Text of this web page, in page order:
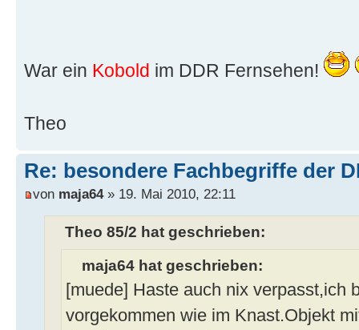
War ein Kobold im DDR Fernsehen!
Theo
Re: besondere Fachbegriffe der
von maja64» 19. Mai 2010, 22:11
Theo 85/2 hat geschrieben:
maja64 hat geschrieben:
[muede] Haste auch nix verpasst,ich
vorgekommen wie im Knast.Objekt